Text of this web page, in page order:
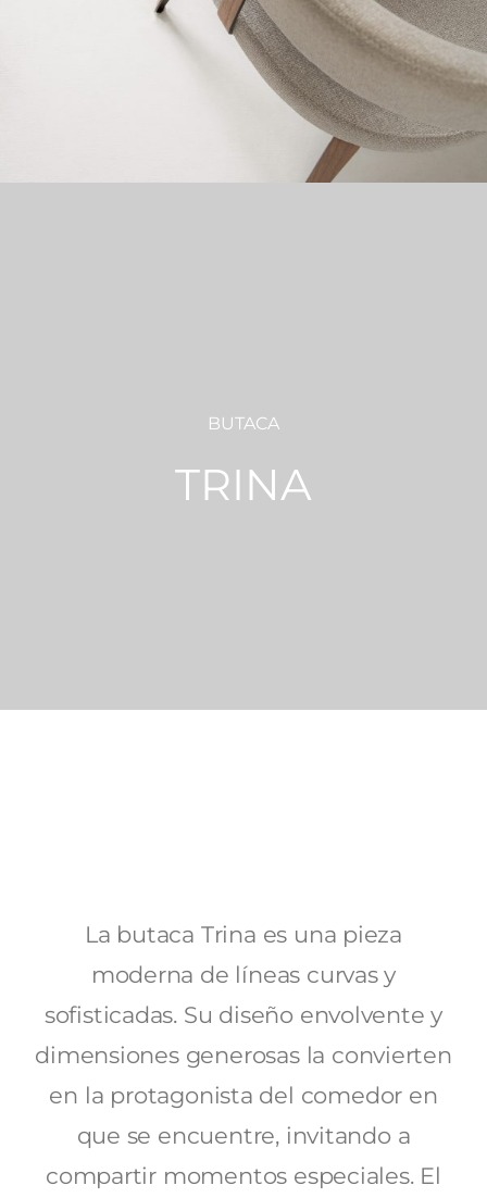
BUTACA
TRINA
La butaca Trina es una pieza
moderna de líneas curvas y
sofisticadas. Su diseño envolvente y
dimensiones generosas la convierten
en la protagonista del comedor en
que se encuentre, invitando a
compartir momentos especiales. El